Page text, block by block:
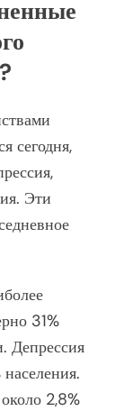
сегодня,
Эти
31%
Депрессия
2,8%